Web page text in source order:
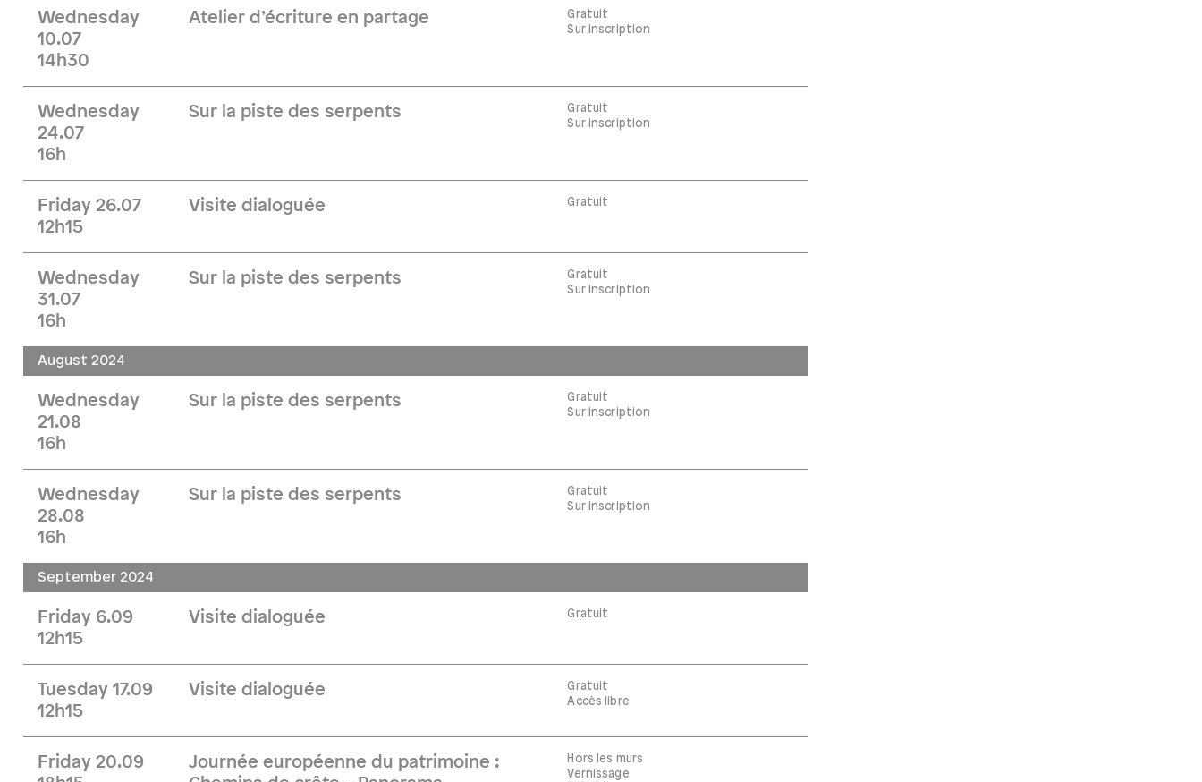
Wednesday
10.07
14h30
Atelier d’écriture en partage
Gratuit
Sur inscription
Wednesday
24.07
16h
Sur la piste des serpents
Gratuit
Sur inscription
Friday 26.07
12h15
Visite dialoguée Gratuit
Wednesday
31.07
16h
Sur la piste des serpents
Gratuit
Sur inscription
August 2024
Wednesday
21.08
16h
Sur la piste des serpents
Gratuit
Sur inscription
Wednesday
28.08
16h
Sur la piste des serpents
Gratuit
Sur inscription
September 2024
Friday 6.09
12h15
Visite dialoguée Gratuit
Tuesday 17.09
12h15
Visite dialoguée
Gratuit
Accès libre
Friday 20.09
Journée européenne du patrimoine :
Hors les murs
Vernissage